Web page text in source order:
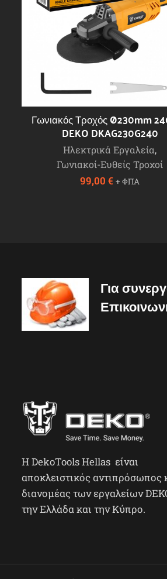
Γωνιακός Τροχός Ø230mm
DEKO DKAG230G240
Ηλεκτρικά Εργαλεία,
Γωνιακοί-Ευθείς Τροχοί
99,00€ + ΦΠΑ
Για
H DekoTools Hellas είναι
αποκλειστικός αντιπρόσωπος
διανομέας των εργαλείων
την Ελλάδα και την Κύπρο.